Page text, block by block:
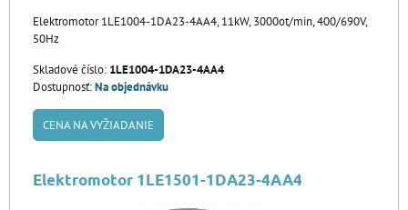
Elektromotor 1LE1004-1DA23-4AA4, 11kW, 3000ot/min, 400/690V,
50Hz
Skladové číslo: 1LE1004-1DA23-4AA4
Dostupnosť:Na objednávku
CENA NA VYŽIADANIE
Elektromotor 1LE1501-1DA23-4AA4